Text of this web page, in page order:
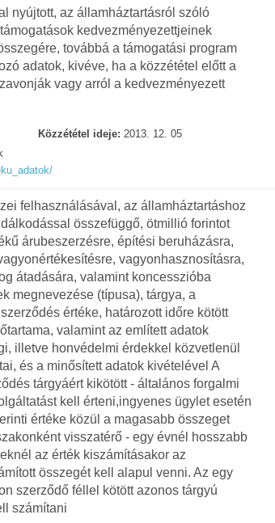
nyújtott, az államháztartásról szóló
kedvezményezettjeinek
továbbá a támogatási program
adatok, kivéve, ha a közzététel előtt a
vagy arról a kedvezményezett
Közzététel ideje: 2013. 12. 05
felhasználásával, az államháztartáshoz
összefüggő, ötmillió forintot
árubeszerzésre, építési beruházásra,
vagyonhasznosításra,
átadására, valamint koncesszióba
megnevezése (típusa), tárgya, a
értéke, határozott időre kötött
valamint az említett adatok
illetve honvédelmi érdekkel közvetlenül
és a minősített adatok kivételével A
tárgyáért kikötött - általános forgalmi
kell érteni,ingyenes ügylet esetén
értéke közül a magasabb összeget
visszatérő - egy évnél hosszabb
az érték kiszámításakor az
összegét kell alapul venni. Az egy
szerződő féllel kötött azonos tárgyú
számítani